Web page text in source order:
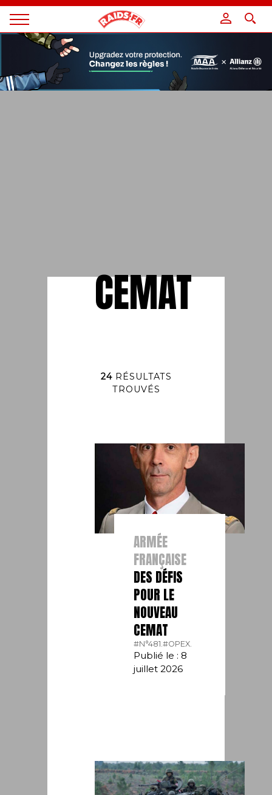
Magazine
Raids
CEMAT
24RÉSULTATS
TROUVÉS
ARMÉE
FRANÇAISE
DES DÉFIS
POUR LE
NOUVEAU
CEMAT
#N°481. #OPEX.
Publié le : 8
juillet 2026
Panneau de gestion des cookies